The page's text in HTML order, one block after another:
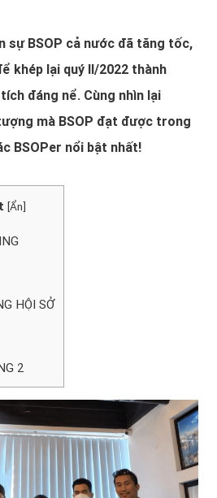
sự BSOP cả nước đã tăng tốc,
khép lại quý II/2022 thành
đáng nể. Cùng nhìn lại
mà BSOP đạt được trong
BSOPer nổi bật nhất!
[Ẩn]
HỘI SỞ
2